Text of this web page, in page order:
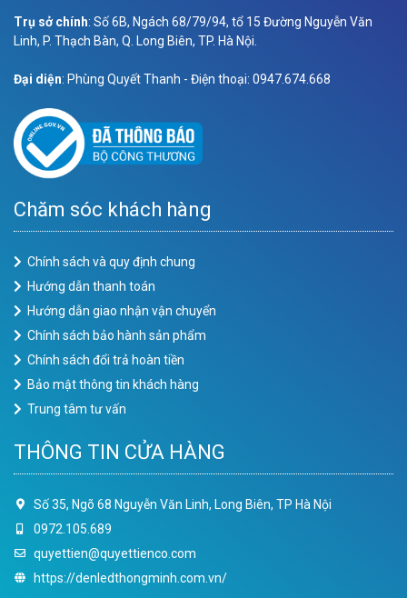
Trụ sở chính: Số 6B, Ngách 68/79/94, tổ 15 Đường Nguyễn Văn
Linh, P. Thạch Bàn, Q. Long Biên, TP. Hà Nội.
Đại diện: Phùng Quyết Thanh - Điện thoại: 0947.674.668
Chăm sóc khách hàng
Chính sách và quy định chung
Hướng dẫn thanh toán
Hướng dẫn giao nhận vận chuyển
Chính sách bảo hành sản phẩm
Chính sách đổi trả hoàn tiền
Bảo mật thông tin khách hàng
Trung tâm tư vấn
THÔNG TIN CỬA HÀNG
Số 35, Ngõ 68 Nguyễn Văn Linh, Long Biên, TP Hà Nội
0972.105.689
quyettien@quyettienco.com
https://denledthongminh.com.vn/